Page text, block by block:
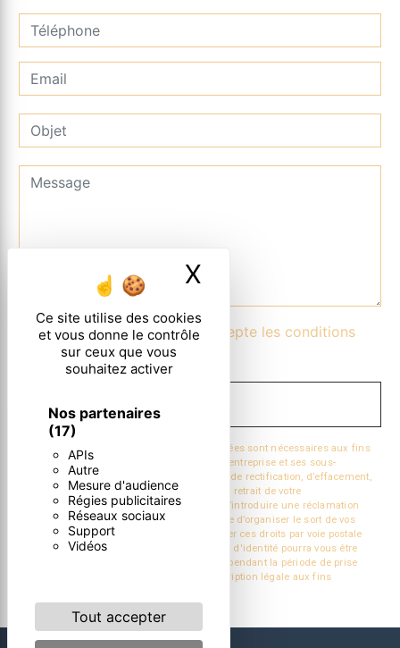
Ce site utilise des cookies
et vous donne le contrôle
sur ceux que vous
souhaitez activer
Nos partenaires
(17)
APIs
Autre
Mesure d'audience
Régies publicitaires
Réseaux sociaux
Support
Vidéos
Tout accepter
X
En cochant cette case, j'accepte les conditions
particulières ci-dessous **
** Les données personnelles communiquées sont nécessaires aux fins
de vous contacter. Elles sont destinées à l'entreprise et ses sous-
traitants. Vous disposez de droits d’accès, de rectification, d’effacement,
de portabilité, de limitation, d’opposition, de retrait de votre
consentement à tout moment et du droit d’introduire une réclamation
auprès d’une autorité de contrôle, ainsi que d’organiser le sort de vos
données post-mortem. Vous pouvez exercer ces droits par voie postale
ou par courrier électronique. Un justificatif d'identité pourra vous être
demandé. Nous conservons vos données pendant la période de prise
de contact puis pendant la durée de prescription légale aux fins